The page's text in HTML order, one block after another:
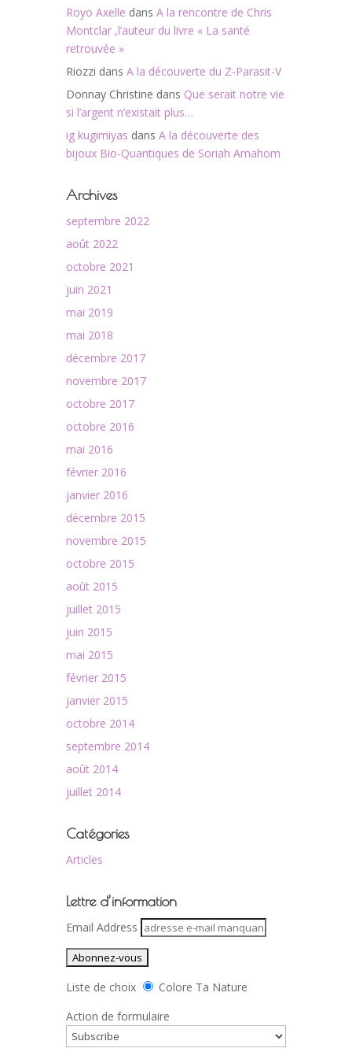
Royo Axelle dans A la rencontre de Chris
Montclar ,l’auteur du livre « La santé
retrouvée »
Riozzi dans A la découverte du Z-Parasit-V
Donnay Christine dans Que serait notre vie
si l’argent n’existait plus…
ig kugimiyas dans A la découverte des
bijoux Bio-Quantiques de Soriah Amahom
Archives
septembre 2022
août 2022
octobre 2021
juin 2021
mai 2019
mai 2018
décembre 2017
novembre 2017
octobre 2017
octobre 2016
mai 2016
février 2016
janvier 2016
décembre 2015
novembre 2015
octobre 2015
août 2015
juillet 2015
juin 2015
mai 2015
février 2015
janvier 2015
octobre 2014
septembre 2014
août 2014
juillet 2014
Catégories
Articles
Lettre d’information
Email Address
Liste de choix
Colore Ta Nature
Action de formulaire